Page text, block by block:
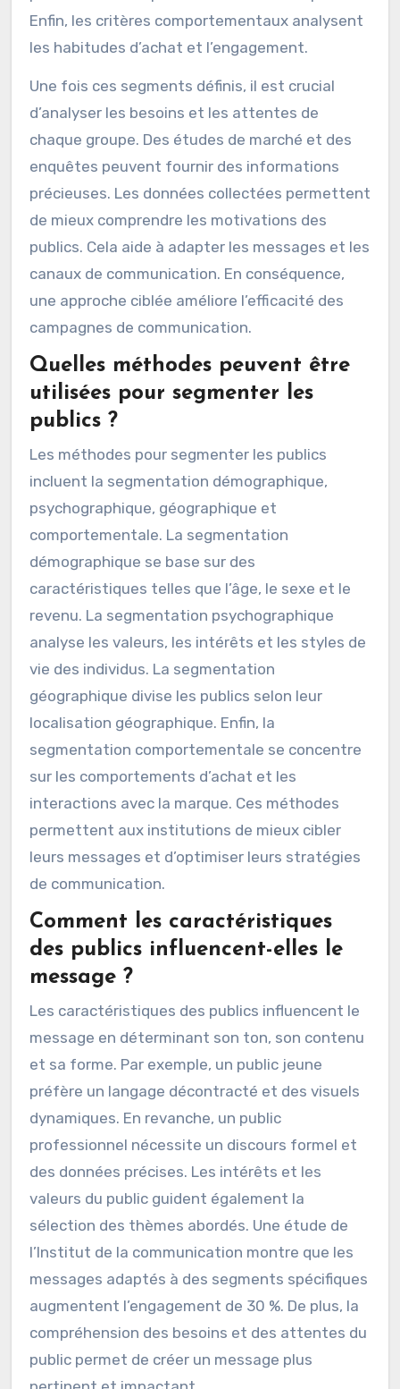
géographiques ou comportementaux. Les
critères démographiques incluent l’âge, le sexe
concentrent sur les valeurs, les intérêts et le
style de vie. Les critères géographiques
prennent en compte la localisation des publics.
Enfin, les critères comportementaux analysent
les habitudes d’achat et l’engagement.
Une fois ces segments définis, il est crucial
d’analyser les besoins et les attentes de
chaque groupe. Des études de marché et des
enquêtes peuvent fournir des informations
de mieux comprendre les motivations des
publics. Cela aide à adapter les messages et les
canaux de communication. En conséquence,
une approche ciblée améliore l’efficacité des
campagnes de communication.
Quelles méthodes peuvent être
utilisées pour segmenter les
publics ?
Les méthodes pour segmenter les publics
incluent la segmentation démographique,
psychographique, géographique et
comportementale. La segmentation
démographique se base sur des
caractéristiques telles que l’âge, le sexe et le
revenu. La segmentation psychographique
analyse les valeurs, les intérêts et les styles de
vie des individus. La segmentation
géographique divise les publics selon leur
localisation géographique. Enfin, la
sur les comportements d’achat et les
interactions avec la marque. Ces méthodes
permettent aux institutions de mieux cibler
leurs messages et d’optimiser leurs stratégies
de communication.
Comment les caractéristiques
des publics influencent-elles le
message ?
Les caractéristiques des publics influencent le
message en déterminant son ton, son contenu
et sa forme. Par exemple, un public jeune
préfère un langage décontracté et des visuels
dynamiques. En revanche, un public
professionnel nécessite un discours formel et
des données précises. Les intérêts et les
valeurs du public guident également la
sélection des thèmes abordés. Une étude de